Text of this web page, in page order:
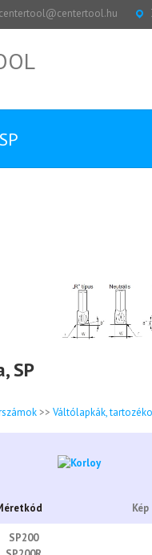
centertool@centertool.hu
SP
>> Váltólapkák,
Kép
SP200